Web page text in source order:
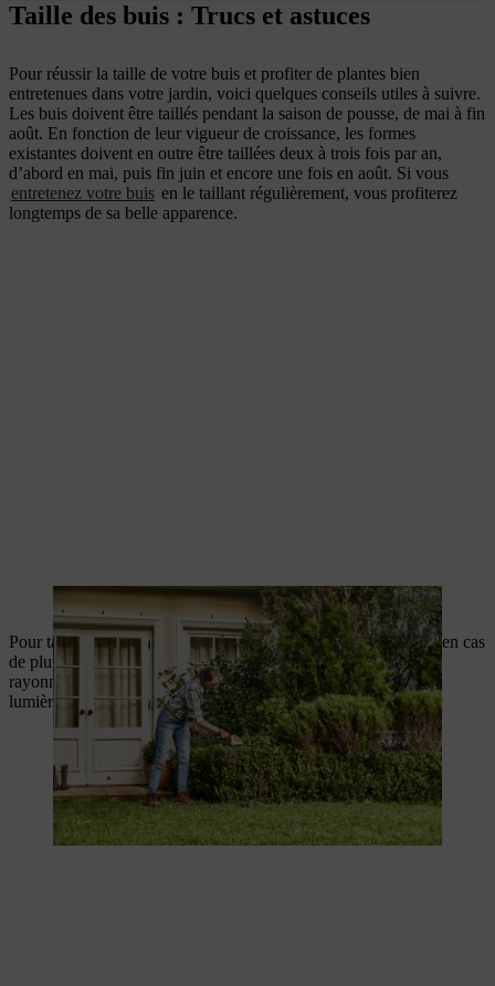
Taille des buis : Trucs et astuces
Pour réussir la taille de votre buis et profiter de plantes bien
entretenues dans votre jardin, voici quelques conseils utiles à suivre.
Les buis doivent être taillés pendant la saison de pousse, de mai à fin
août. En fonction de leur vigueur de croissance, les formes
existantes doivent en outre être taillées deux à trois fois par an,
d’abord en mai, puis fin juin et encore une fois en août. Si vous
entretenez votre buis en le taillant régulièrement, vous profiterez
longtemps de sa belle apparence.
Une taille régulière donne un aspect soigné au buis.
Pour tailler un buis, une journée nuageuse est idéale. En effet, en cas
de pluie, les zones de coupe peuvent pourrir, et en cas de
rayonnement solaire, les feuilles qui ne sont pas habituées à la
lumière peuvent brûler et brunir.